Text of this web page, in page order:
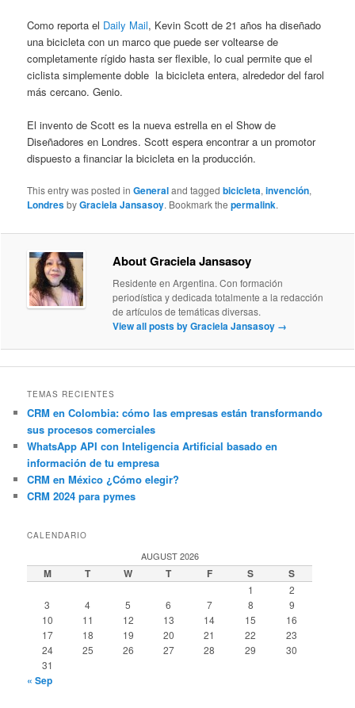
Como reporta el Daily Mail, Kevin Scott de 21 años ha diseñado
una bicicleta con un marco que puede ser voltearse de
completamente rígido hasta ser flexible, lo cual permite que el
ciclista simplemente doble la bicicleta entera, alrededor del farol
más cercano. Genio.
El invento de Scott es la nueva estrella en el Show de
Diseñadores en Londres. Scott espera encontrar a un promotor
dispuesto a financiar la bicicleta en la producción.
This entry was posted inGeneraland taggedbicicleta,invención,
LondresbyGraciela Jansasoy. Bookmark thepermalink.
About Graciela Jansasoy
Residente en Argentina. Con formación
periodística y dedicada totalmente a la redacción
de artículos de temáticas diversas.
View all posts by Graciela Jansasoy →
TEMAS RECIENTES
CRM en Colombia: cómo las empresas están transformando
sus procesos comerciales
WhatsApp API con Inteligencia Artificial basado en
información de tu empresa
CRM en México ¿Cómo elegir?
CRM 2024 para pymes
CALENDARIO
AUGUST 2026
M T W T F S S
1
2
3
4 5 6 7 8
9
10
11 12 13 14 15
16
17
18 19 20 21 22
23
24
25 26 27 28 29
30
31
« Sep